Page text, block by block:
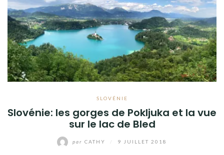
SLOVÉNIE
Slovénie: les gorges de Pokljuka et la vue
sur le lac de Bled
par CATHY 9 JUILLET 2018